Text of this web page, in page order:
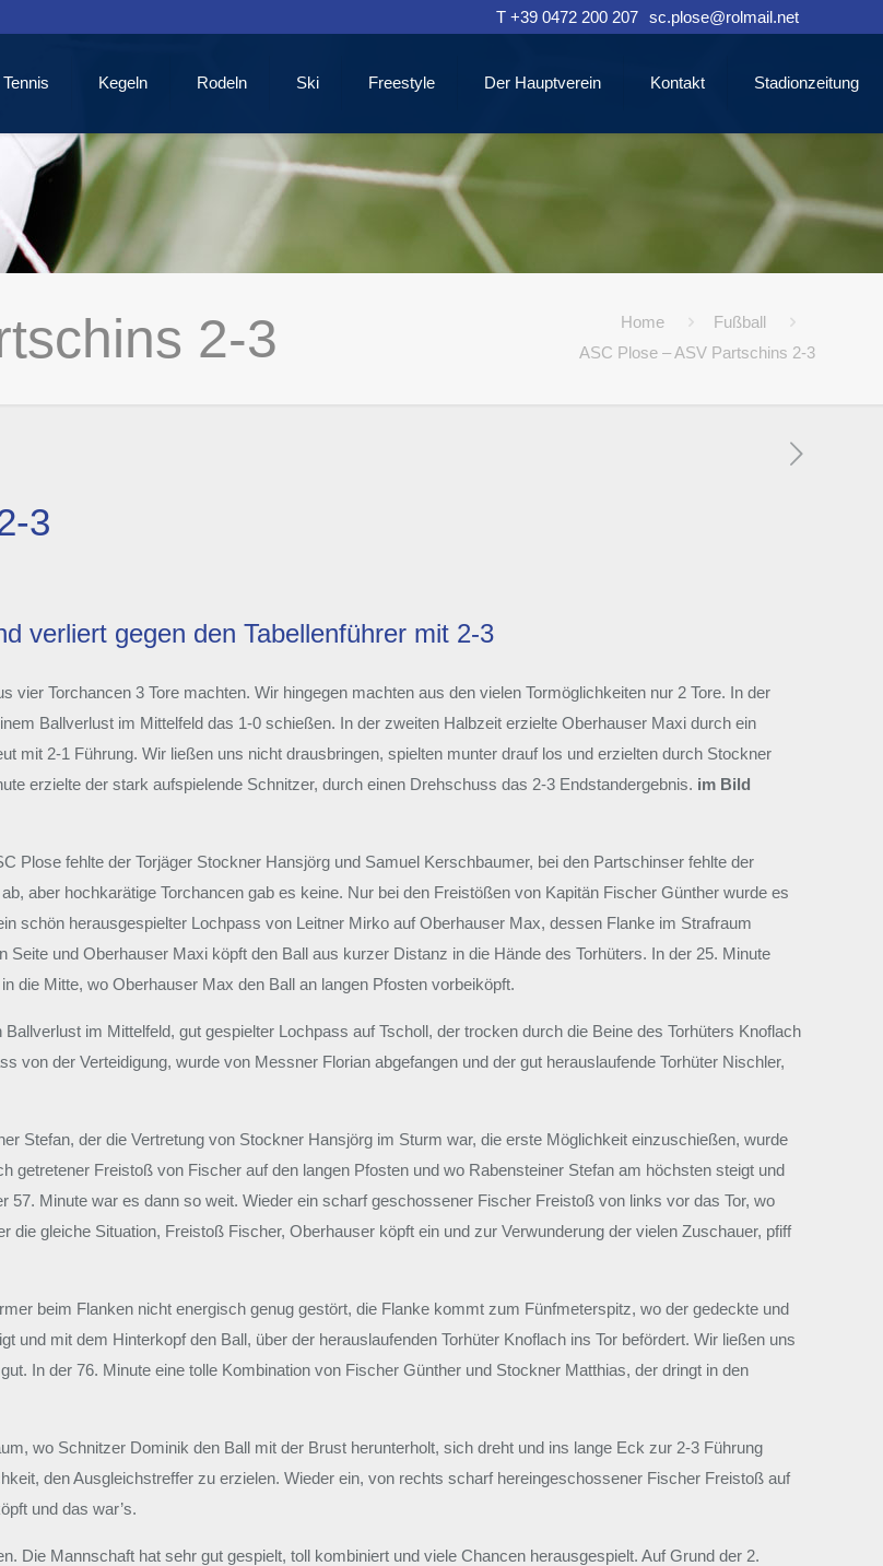
T +39 0472 200 207 sc.plose@rolmail.net
Tennis Kegeln Rodeln Ski Freestyle Der Hauptverein Kontakt Stadionzeitung
2-3 Home
Fußball
ASC Plose – ASV Partschins 2-3
3
verliert gegen den Tabellenführer mit 2-3
Torchancen 3 Tore machten. Wir hingegen machten aus den vielen Tormöglichkeiten nur 2 Tore. In der
Ballverlust im Mittelfeld das 1-0 schießen. In der zweiten Halbzeit erzielte Oberhauser Maxi durch ein
mit 2-1 Führung. Wir ließen uns nicht drausbringen, spielten munter drauf los und erzielten durch Stockner
erzielte der stark aufspielende Schnitzer, durch einen Drehschuss das 2-3 Endstandergebnis. im Bild
Plose fehlte der Torjäger Stockner Hansjörg und Samuel Kerschbaumer, bei den Partschinser fehlte der
aber hochkarätige Torchancen gab es keine. Nur bei den Freistößen von Kapitän Fischer Günther wurde es
schön herausgespielter Lochpass von Leitner Mirko auf Oberhauser Max, dessen Flanke im Strafraum
und Oberhauser Maxi köpft den Ball aus kurzer Distanz in die Hände des Torhüters. In der 25. Minute
die Mitte, wo Oberhauser Max den Ball an langen Pfosten vorbeiköpft.
im Mittelfeld, gut gespielter Lochpass auf Tscholl, der trocken durch die Beine des Torhüters Knoflach
von der Verteidigung, wurde von Messner Florian abgefangen und der gut herauslaufende Torhüter Nischler,
Stefan, der die Vertretung von Stockner Hansjörg im Sturm war, die erste Möglichkeit einzuschießen, wurde
getretener Freistoß von Fischer auf den langen Pfosten und wo Rabensteiner Stefan am höchsten steigt und
57. Minute war es dann so weit. Wieder ein scharf geschossener Fischer Freistoß von links vor das Tor, wo
gleiche Situation, Freistoß Fischer, Oberhauser köpft ein und zur Verwunderung der vielen Zuschauer, pfiff
beim Flanken nicht energisch genug gestört, die Flanke kommt zum Fünfmeterspitz, wo der gedeckte und
mit dem Hinterkopf den Ball, über der herauslaufenden Torhüter Knoflach ins Tor befördert. Wir ließen uns
In der 76. Minute eine tolle Kombination von Fischer Günther und Stockner Matthias, der dringt in den
wo Schnitzer Dominik den Ball mit der Brust herunterholt, sich dreht und ins lange Eck zur 2-3 Führung
den Ausgleichstreffer zu erzielen. Wieder ein, von rechts scharf hereingeschossener Fischer Freistoß auf
und das war’s.
Die Mannschaft hat sehr gut gespielt, toll kombiniert und viele Chancen herausgespielt. Auf Grund der 2.